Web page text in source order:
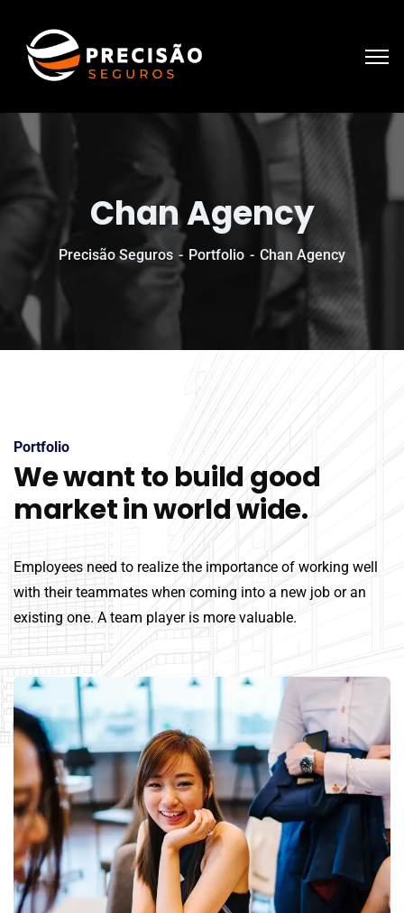
Chan Agency
Precisão Seguros Portfolio Chan Agency
Portfolio
We want to build good
market in world wide.
Employees need to realize the importance of working well
with their teammates when coming into a new job or an
existing one. A team player is more valuable.